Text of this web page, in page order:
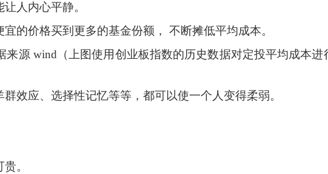
人内心平静。
的价格买到更多的基金份额，
不断摊低平均成本。
来源 wind（上图使用创业板指数的历史数据对定投平均成本
效应、选择性记忆等等，都可以使一个人变得柔弱。
。